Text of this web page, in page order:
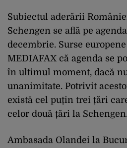
Subiectul aderării
Schengen se află pe
decembrie. Surse
MEDIAFAX că agenda se
în ultimul moment, dacă
unanimitate. Potrivit
există cel puțin trei țări
celor două țări la Schengen.
Ambasada Olandei la